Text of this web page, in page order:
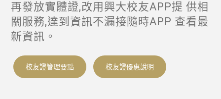
再發放實體證,改用興大校友APP提 供相
關服務,達到資訊不漏接隨時APP 查看最
新資訊。
校友證管理要點
校友證優惠說明